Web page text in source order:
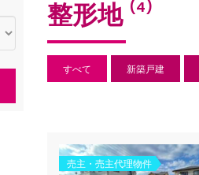
整形地 (4)
すべて 新築戸建
売主・売主代理物件